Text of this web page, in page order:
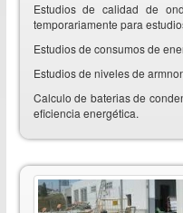
Estudios de calidad de
temporariamente para
Estudios de consumos de
Estudios de niveles de
Calculo de baterias de
eficiencia energética.